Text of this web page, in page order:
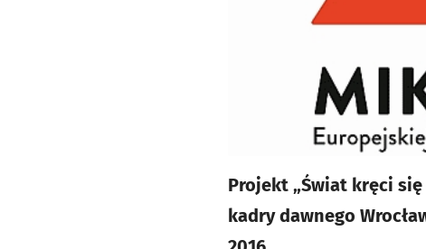
Projekt „Świat kręci się
kadry dawnego